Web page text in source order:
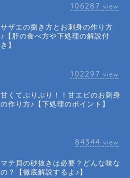
106287 view
サザエの捌き方とお刺身の作り方
♪【肝の食べ方や下処理の解説付
き】
102297 view
甘くてぷりぷり！！甘エビのお刺身
の作り方♪【下処理のポイント】
84344 view
マテ貝の砂抜きは必要？どんな味な
の？【徹底解説するよ♪】